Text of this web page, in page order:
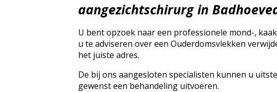
aangezichtschirurg in
U bent opzoek naar een professionele mond-,
u te adviseren over een Ouderdomsvlekken
het juiste adres.
De bij ons aangesloten specialisten kunnen u
gewenst een behandeling uitvoeren.